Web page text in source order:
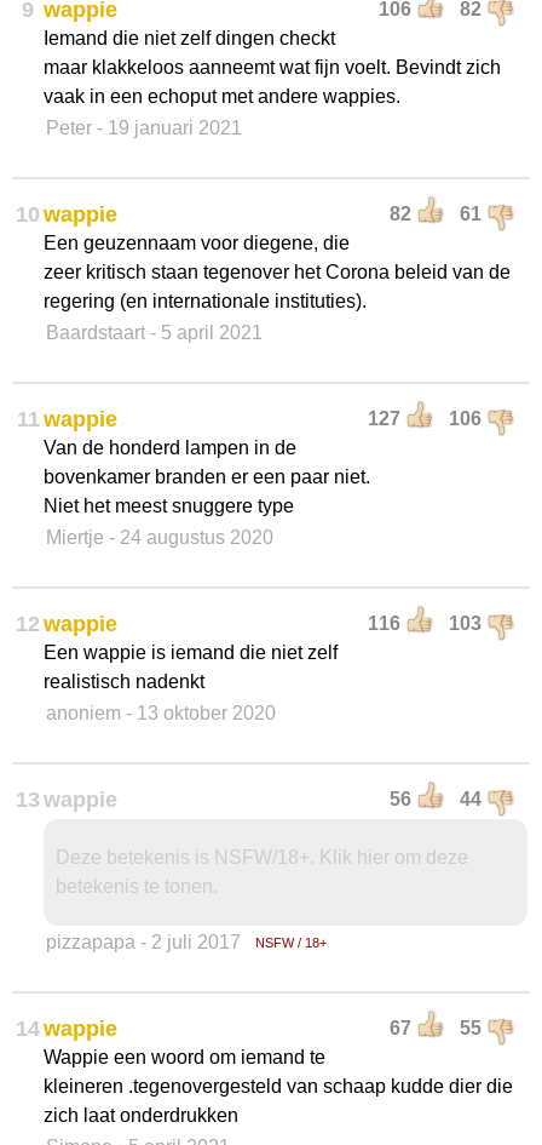
9 106 82
wappie
Iemand die niet zelf dingen checkt
maar klakkeloos aanneemt wat fijn voelt. Bevindt zich
vaak in een echoput met andere wappies.
Peter - 19 januari 2021
10 82 61
wappie
Een geuzennaam voor diegene, die
zeer kritisch staan tegenover het Corona beleid van de
regering (en internationale instituties).
Baardstaart - 5 april 2021
11 127 106
wappie
Van de honderd lampen in de
bovenkamer branden er een paar niet.
Niet het meest snuggere type
Miertje - 24 augustus 2020
12 116 103
wappie
Een wappie is iemand die niet zelf
realistisch nadenkt
anoniem - 13 oktober 2020
13 56 44
wappie
Deze betekenis is NSFW/18+. Klik hier om deze
betekenis te tonen.
pizzapapa - 2 juli 2017 NSFW / 18+
14 67 55
wappie
Wappie een woord om iemand te
kleineren .tegenovergesteld van schaap kudde dier die
zich laat onderdrukken